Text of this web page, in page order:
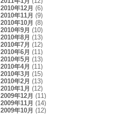
2010年12月 (6)
2010年11月 (9)
2010年10月 (8)
2010年9月 (10)
2010年8月 (13)
2010年7月 (12)
2010年6月 (11)
2010年5月 (13)
2010年4月 (11)
2010年3月 (15)
2010年2月 (13)
2010年1月 (12)
2009年12月 (11)
2009年11月 (14)
2009年10月 (12)